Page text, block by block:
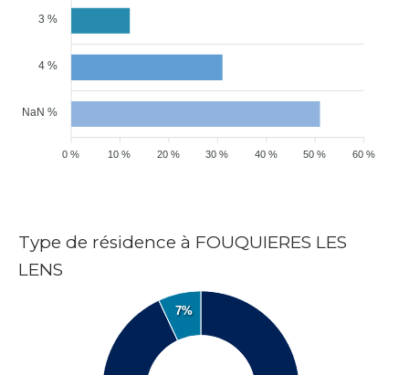
3 %
4 %
NaN %
60 %
50 %
40 %
30 %
20 %
10 %
0 %
Type de résidence à FOUQUIERES LES
LENS
7%